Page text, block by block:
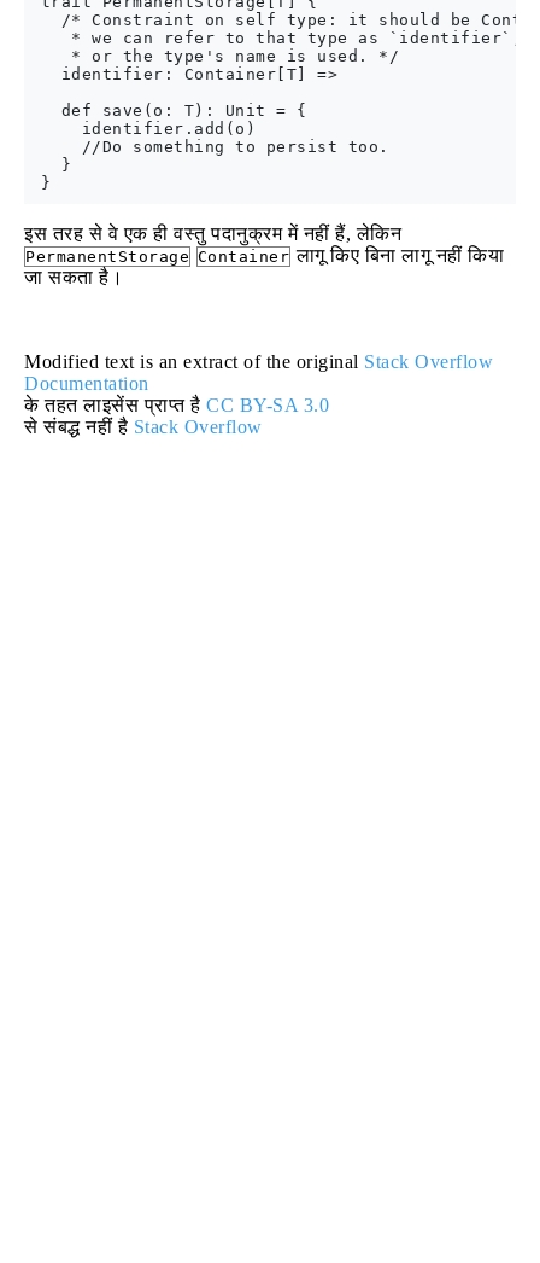
/* Constraint on self type: it should be
* we can refer to that type as `identifier`,
    * or the type's name is used. */
   identifier: Container[T] =>
   def save(o: T): Unit = {
     identifier.add(o)
     //Do something to persist too.
   }
इस तरह से वे एक ही वस्तु पदानुक्रम में नहीं हैं, लेकिन
PermanentStorage Container लागू किए बिना लागू नहीं किया
जा सकता है।
Modified text is an extract of the original Stack Overflow
Documentation
के तहत लाइसेंस प्राप्त है CC BY-SA 3.0
से संबद्ध नहीं है Stack Overflow